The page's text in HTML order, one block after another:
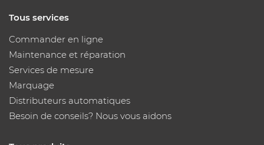
Tous services
Commander en ligne
Maintenance et réparation
Services de mesure
Marquage
Distributeurs automatiques
Besoin de conseils? Nous vous aidons